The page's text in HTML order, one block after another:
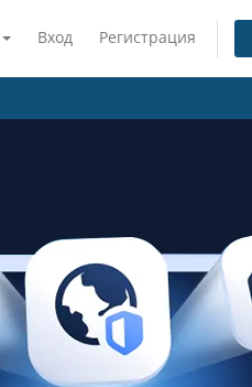
Вход Регистрация